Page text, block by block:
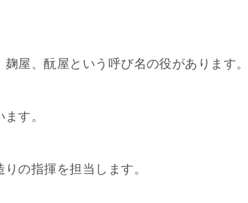
屋、酛屋という呼び名の役があります。
す。
の指揮を担当します。